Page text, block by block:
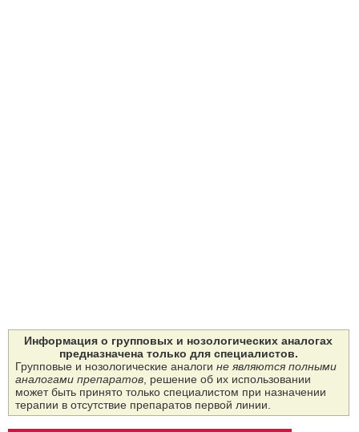
Информация о групповых и нозологических аналогах
предназначена только для специалистов.
Групповые и нозологические аналоги не являются полными
аналогами препаратов, решение об их использовании
может быть принято только специалистом при назначении
терапии в отсутствие препаратов первой линии.